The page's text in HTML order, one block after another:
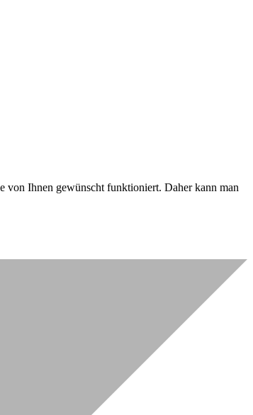
von Ihnen gewünscht funktioniert. Daher kann man